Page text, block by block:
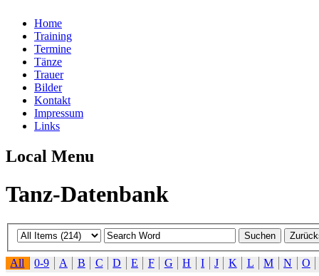
Home
Training
Termine
Tänze
Trauer
Bilder
Kontakt
Impressum
Links
Local Menu
Tanz-Datenbank
All 0-9 A B C D E F G H I J K L M N
O